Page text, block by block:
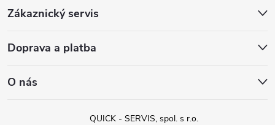
Zákaznický servis
Doprava a platba
O nás
QUICK - SERVIS, spol. s r.o.